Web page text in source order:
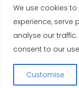
We use cookies
experience, serve
analyse our
consent to our
Customise